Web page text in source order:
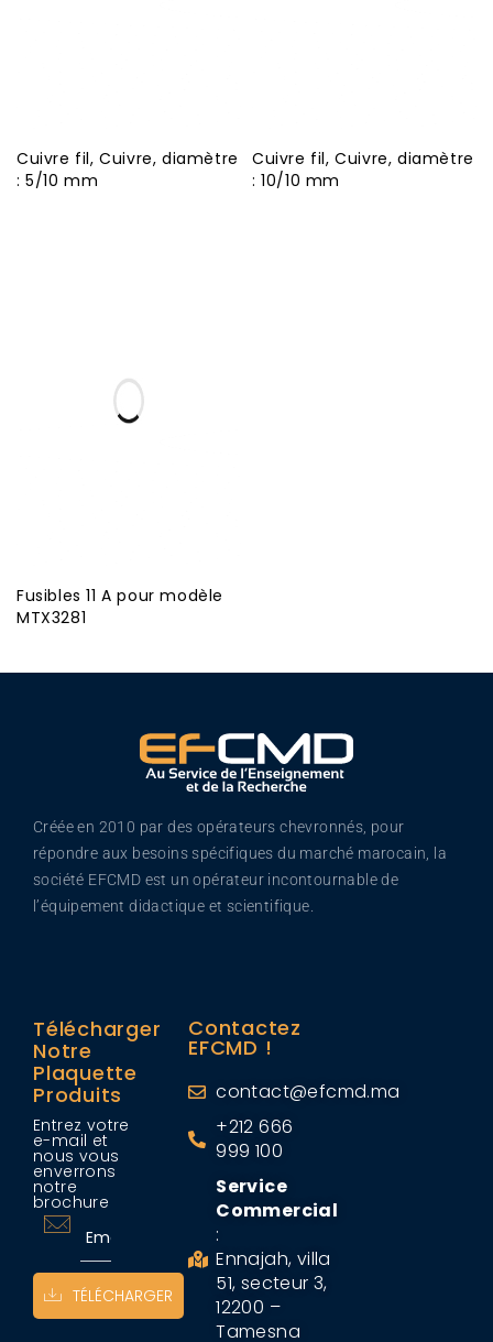
Cuivre fil, Cuivre, diamètre
: 5/10 mm
Cuivre fil, Cuivre, diamètre
: 10/10 mm
Fusibles 11 A pour modèle
MTX3281
Créée en 2010 par des opérateurs chevronnés, pour
répondre aux besoins spécifiques du marché marocain, la
société EFCMD est un opérateur incontournable de
l’équipement didactique et scientifique.
Télécharger
Notre
Plaquette
Produits
Entrez votre
e-mail et
nous vous
enverrons
notre
brochure
TÉLÉCHARGER
Contactez
EFCMD !
contact@efcmd.ma
+212 666
999 100
Service
Commercial
:
Ennajah, villa
51, secteur 3,
12200 –
Tamesna